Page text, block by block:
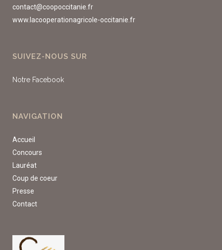
contact@coopoccitanie.fr
www.lacooperationagricole-occitanie.fr
SUIVEZ-NOUS SUR
Notre Facebook
NAVIGATION
Accueil
Concours
Lauréat
Coup de coeur
Presse
Contact